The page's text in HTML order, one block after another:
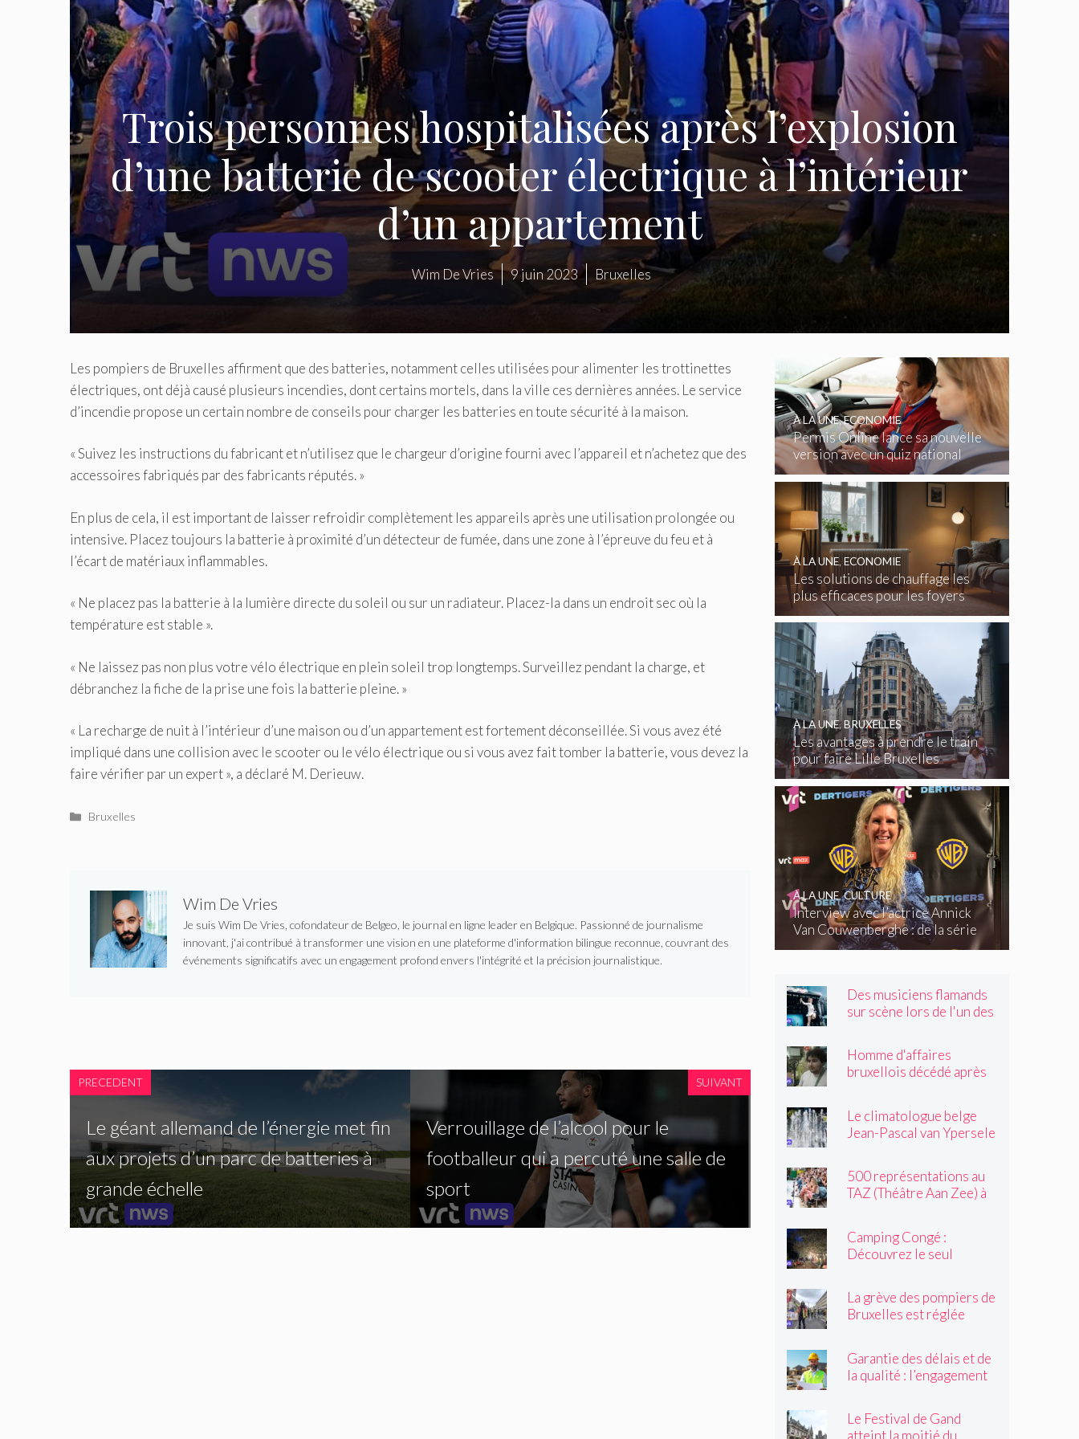
Trois personnes hospitalisées après l’explosion
d’une batterie de scooter électrique à l’intérieur
d’un appartement
Wim De Vries 9 juin 2023 Bruxelles
Les pompiers de Bruxelles affirment que des batteries, notamment celles utilisées pour alimenter les trottinettes
électriques, ont déjà causé plusieurs incendies, dont certains mortels, dans la ville ces dernières années. Le service
d’incendie propose un certain nombre de conseils pour charger les batteries en toute sécurité à la maison.
« Suivez les instructions du fabricant et n’utilisez que le chargeur d’origine fourni avec l’appareil et n’achetez que des
accessoires fabriqués par des fabricants réputés. »
En plus de cela, il est important de laisser refroidir complètement les appareils après une utilisation prolongée ou
intensive. Placez toujours la batterie à proximité d’un détecteur de fumée, dans une zone à l’épreuve du feu et à
l’écart de matériaux inflammables.
« Ne placez pas la batterie à la lumière directe du soleil ou sur un radiateur. Placez-la dans un endroit sec où la
température est stable ».
« Ne laissez pas non plus votre vélo électrique en plein soleil trop longtemps. Surveillez pendant la charge, et
débranchez la fiche de la prise une fois la batterie pleine. »
« La recharge de nuit à l’intérieur d’une maison ou d’un appartement est fortement déconseillée. Si vous avez été
impliqué dans une collision avec le scooter ou le vélo électrique ou si vous avez fait tomber la batterie, vous devez la
faire vérifier par un expert », a déclaré M. Derieuw.
Catégories
Bruxelles
Wim De Vries
Je suis Wim De Vries, cofondateur de Belgeo, le journal en ligne leader en Belgique. Passionné de journalisme
innovant, j'ai contribué à transformer une vision en une plateforme d'information bilingue reconnue, couvrant des
événements significatifs avec un engagement profond envers l'intégrité et la précision journalistique.
PRECEDENT
Le géant allemand de l’énergie met fin
aux projets d’un parc de batteries à
grande échelle
SUIVANT
Verrouillage de l’alcool pour le
footballeur qui a percuté une salle de
sport
Permis Online lance sa nouvelle
version avec un quiz national
gratuit
À LA UNE,ECONOMIE
Les solutions de chauffage les
plus efficaces pour les foyers
belges
À LA UNE, ECONOMIE
Les avantages à prendre le train
pour faire Lille Bruxelles
À LA UNE,BRUXELLES
Interview avec l’actrice Annick
Van Couwenberghe : de la série
télévisée Dertigers au court-
À LA UNE,CULTURE
Des musiciens flamands
sur scène lors de l'un des
Homme d'affaires
bruxellois décédé après
son passage, il souriait
toujours »
Le climatologue belge
Jean-Pascal van Ypersele
500 représentations au
TAZ (Théâtre Aan Zee) à
Camping Congé :
Découvrez le seul
La grève des pompiers de
Bruxelles est réglée
Garantie des délais et de
la qualité : l’engagement
Le Festival de Gand
atteint la moitié du